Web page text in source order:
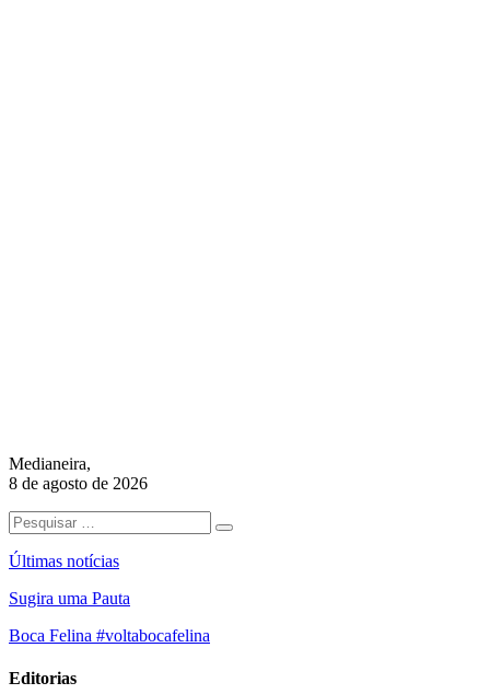
Medianeira,
8 de agosto de 2026
Últimas notícias
Sugira uma Pauta
Boca Felina #voltabocafelina
Editorias